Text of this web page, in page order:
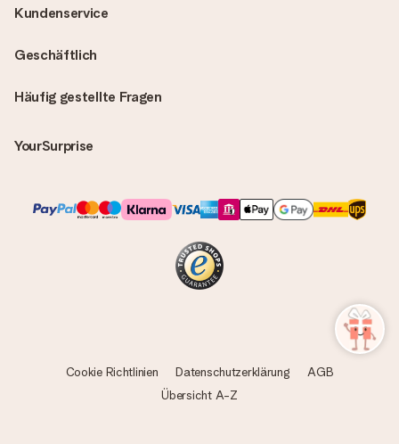
Häufig gestellte Fragen
YourSurprise
Kundenservice
Geschäftlich
Cookie Richtlinien Datenschutzerklärung
AGB
Übersicht A-Z